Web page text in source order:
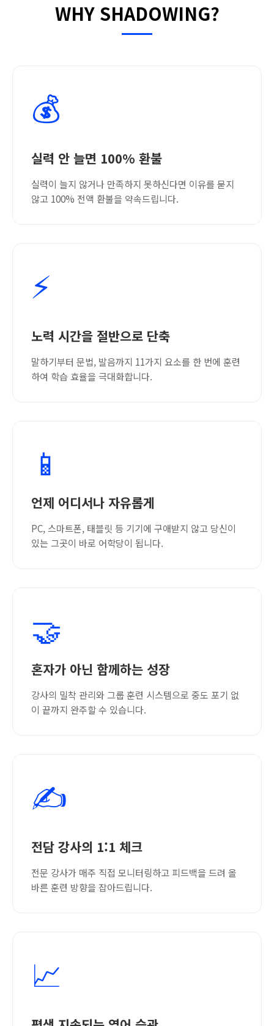
WHY SHADOWING?
💰
실력 안 늘면 100% 환불
실력이 늘지 않거나 만족하지 못하신다면 이유를 묻지
않고 100% 전액 환불을 약속드립니다.
⚡
노력 시간을 절반으로 단축
말하기부터 문법, 발음까지 11가지 요소를 한 번에 훈련
하여 학습 효율을 극대화합니다.
📱
언제 어디서나 자유롭게
PC, 스마트폰, 태블릿 등 기기에 구애받지 않고 당신이
있는 그곳이 바로 어학당이 됩니다.
🤝
혼자가 아닌 함께하는 성장
강사의 밀착 관리와 그룹 훈련 시스템으로 중도 포기 없
이 끝까지 완주할 수 있습니다.
✍️
전담 강사의 1:1 체크
전문 강사가 매주 직접 모니터링하고 피드백을 드려 올
바른 훈련 방향을 잡아드립니다.
📈